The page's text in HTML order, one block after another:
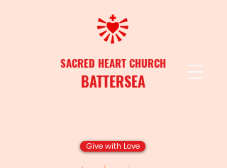
Give with Love
SACRED HEART CHURCH
BATTERSEA